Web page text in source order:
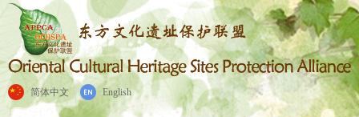
简体中文 English